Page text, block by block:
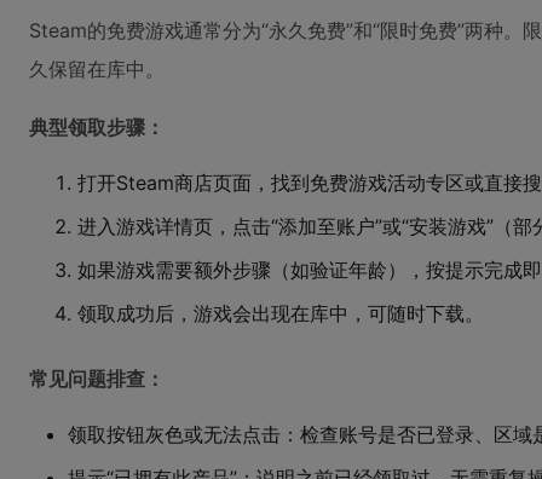
Steam的免费游戏通常分为“永久免费”和“限时免费”两种。
久保留在库中。
典型领取步骤：
打开Steam商店页面，找到免费游戏活动专区或直接
进入游戏详情页，点击“添加至账户”或“安装游戏”（
如果游戏需要额外步骤（如验证年龄），按提示完成
领取成功后，游戏会出现在库中，可随时下载。
常见问题排查：
领取按钮灰色或无法点击：检查账号是否已登录、区